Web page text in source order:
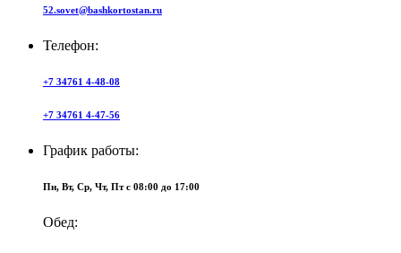
52.sovet@bashkortostan.ru
Телефон:
+7 34761 4-48-08
+7 34761 4-47-56
График работы:
Пн, Вт, Ср, Чт, Пт c 08:00 до 17:00
Обед: